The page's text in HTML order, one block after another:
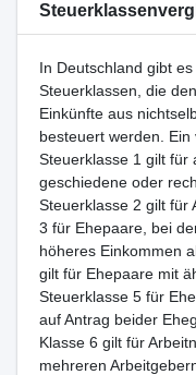
In Deutschland gibt
Steuerklassen, die
Einkünfte aus
besteuert werden.
Steuerklasse 1 gilt für
geschiedene oder
Steuerklasse 2 gilt für
3 für Ehepaare, bei
höheres Einkommen
gilt für Ehepaare mit
Steuerklasse 5 für
auf Antrag beider
Klasse 6 gilt für
mehreren